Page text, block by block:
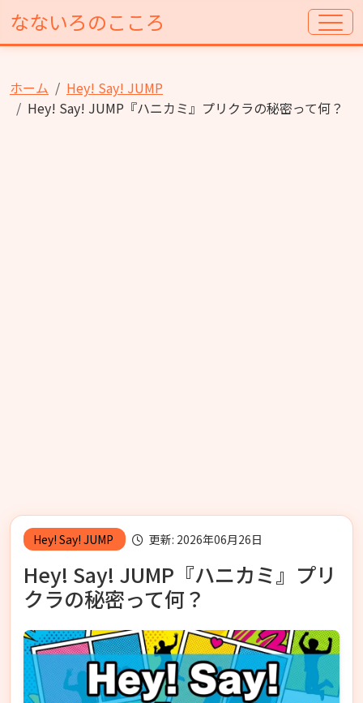
なないろのこころ
ホーム
Hey! Say! JUMP
Hey! Say! JUMP『ハニカミ』プリクラの秘密って何？
Hey! Say! JUMP 更新: 2026年06月26日
Hey! Say! JUMP『ハニカミ』プリ
クラの秘密って何？